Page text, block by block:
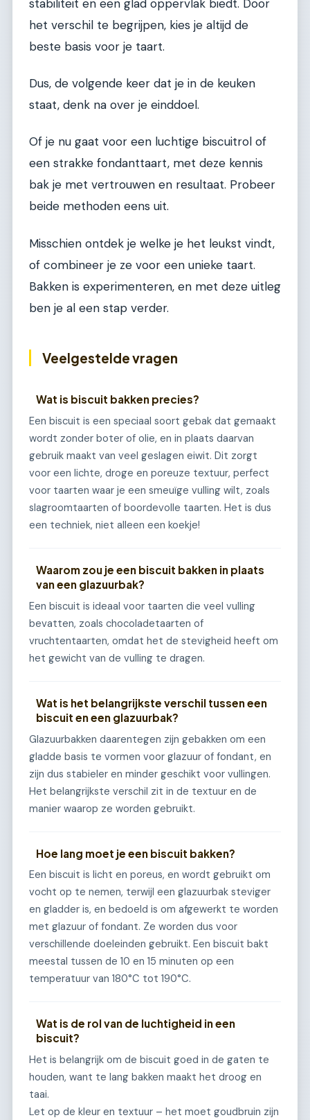
stabiliteit en een glad oppervlak biedt. Door
het verschil te begrijpen, kies je altijd de
beste basis voor je taart.
Dus, de volgende keer dat je in de keuken
staat, denk na over je einddoel.
Of je nu gaat voor een luchtige biscuitrol of
een strakke fondanttaart, met deze kennis
bak je met vertrouwen en resultaat. Probeer
beide methoden eens uit.
Misschien ontdek je welke je het leukst vindt,
of combineer je ze voor een unieke taart.
Bakken is experimenteren, en met deze uitleg
ben je al een stap verder.
Veelgestelde vragen
Wat is biscuit bakken precies?
Een biscuit is een speciaal soort gebak dat gemaakt
wordt zonder boter of olie, en in plaats daarvan
gebruik maakt van veel geslagen eiwit. Dit zorgt
voor een lichte, droge en poreuze textuur, perfect
voor taarten waar je een smeuïge vulling wilt, zoals
slagroomtaarten of boordevolle taarten. Het is dus
een techniek, niet alleen een koekje!
Waarom zou je een biscuit bakken in plaats
van een glazuurbak?
Een biscuit is ideaal voor taarten die veel vulling
bevatten, zoals chocoladetaarten of
vruchtentaarten, omdat het de stevigheid heeft om
het gewicht van de vulling te dragen.
Wat is het belangrijkste verschil tussen een
biscuit en een glazuurbak?
Glazuurbakken daarentegen zijn gebakken om een
gladde basis te vormen voor glazuur of fondant, en
zijn dus stabieler en minder geschikt voor vullingen.
Het belangrijkste verschil zit in de textuur en de
manier waarop ze worden gebruikt.
Hoe lang moet je een biscuit bakken?
Een biscuit is licht en poreus, en wordt gebruikt om
vocht op te nemen, terwijl een glazuurbak steviger
en gladder is, en bedoeld is om afgewerkt te worden
met glazuur of fondant. Ze worden dus voor
verschillende doeleinden gebruikt. Een biscuit bakt
meestal tussen de 10 en 15 minuten op een
temperatuur van 180°C tot 190°C.
Wat is de rol van de luchtigheid in een
biscuit?
Het is belangrijk om de biscuit goed in de gaten te
houden, want te lang bakken maakt het droog en
taai.
Let op de kleur en textuur – het moet goudbruin zijn